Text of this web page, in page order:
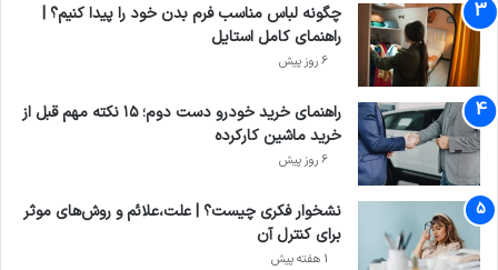
چگونه لباس مناسب فرم بدن خود را پیدا کنیم؟ |
راهنمای کامل استایل
6 روز پیش
راهنمای خرید خودرو دست دوم؛ ۱۵ نکته مهم قبل از
خرید ماشین کارکرده
6 روز پیش
نشخوار فکری چیست؟ | علت،علائم و روش‌های موثر
برای کنترل آن
1 هفته پیش